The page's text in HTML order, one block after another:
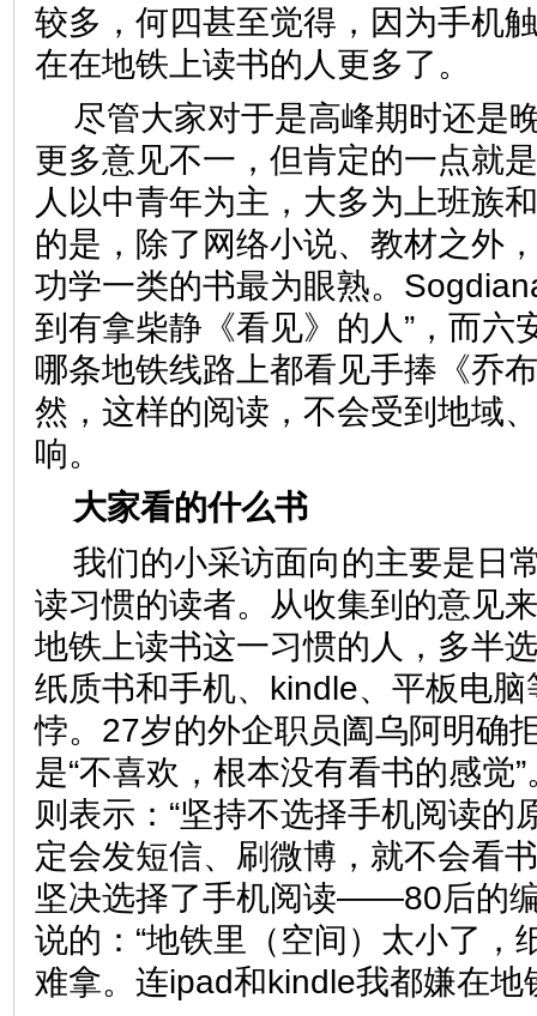
较多，何四甚至觉得，因为手机
在在地铁上读书的人更多了
尽管大家对于是高峰期时还是
更多意见不一，但肯定的一点就
人以中青年为主，大多为上班族
的是，除了网络小说、教材之外
功学一类的书最为眼熟。
到有拿柴静《看见》的人”，而六
哪条地铁线路上都看见手捧《乔
然，这样的阅读，不会受到地域
响。
大家看的什么书
我们的小采访面向的主要是日
读习惯的读者。从收集到的意见
地铁上读书这一习惯的人，多半
纸质书和手机、kindle、平板电
悖。27岁的外企职员阖乌阿明确
是“不喜欢，根本没有看书的感觉
则表示：“坚持不选择手机阅读的
定会发短信、刷微博，就不会看
坚决选择了手机阅读——80后的
说的：“地铁里（空间）太小了，
难拿。连ipad和kindle我都嫌